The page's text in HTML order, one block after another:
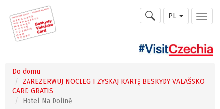
PL
Do domu
ZAREZERWUJ NOCLEG I ZYSKAJ KARTĘ BESKYDY VALAŠSKO
CARD GRATIS
Hotel Na Dolině